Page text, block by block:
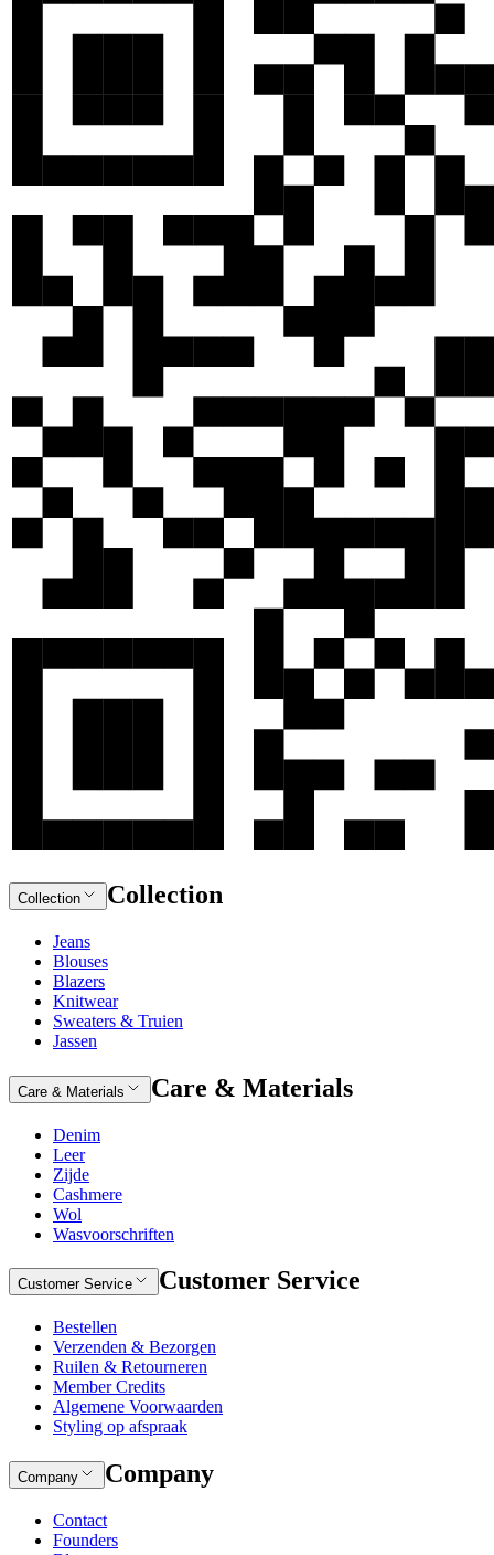
Collection Collection
Jeans
Blouses
Blazers
Knitwear
Sweaters & Truien
Jassen
Care & Materials Care & Materials
Denim
Leer
Zijde
Cashmere
Wol
Wasvoorschriften
Customer Service Customer Service
Bestellen
Verzenden & Bezorgen
Ruilen & Retourneren
Member Credits
Algemene Voorwaarden
Styling op afspraak
Company Company
Contact
Founders